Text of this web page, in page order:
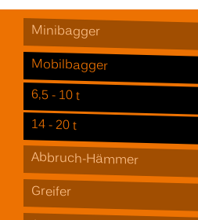
Minibagger
Mobilbagger
6,5 - 10 t
14 - 20 t
Abbruch-Hämmer
Greifer